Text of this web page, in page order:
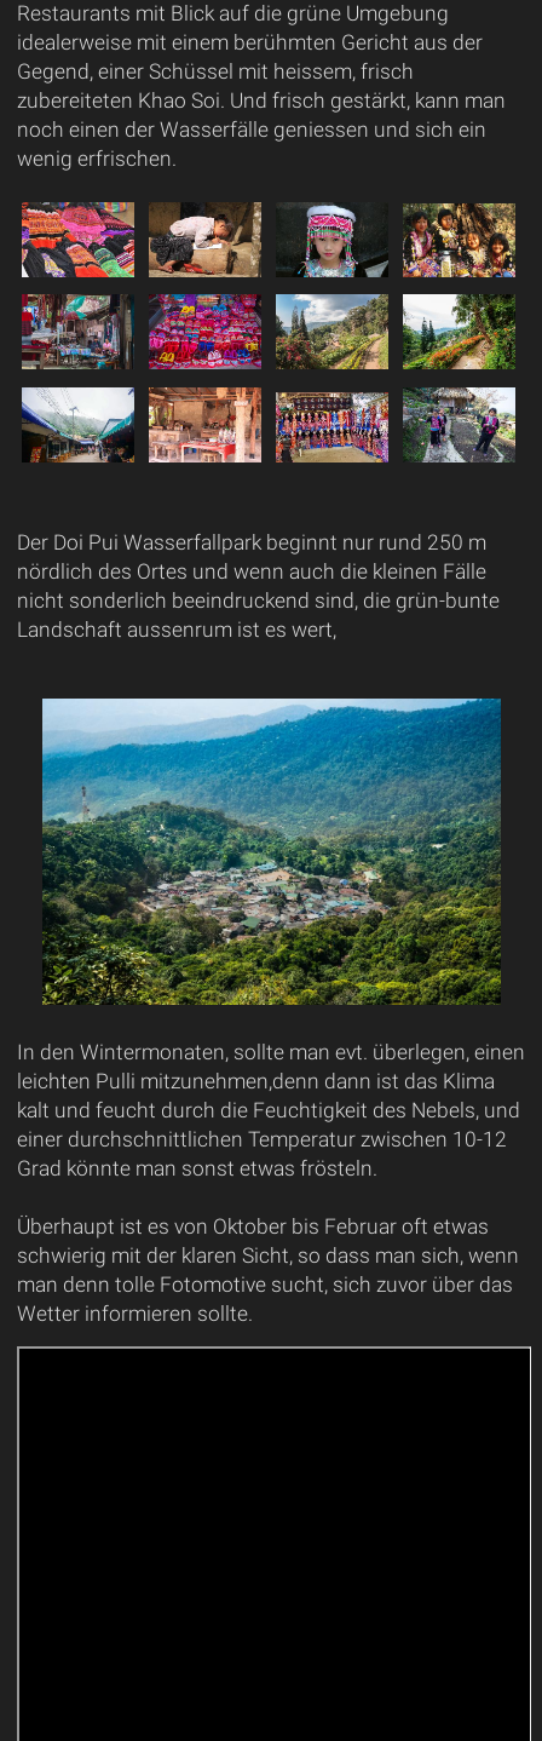
Restaurants mit Blick auf die grüne Umgebung
idealerweise mit einem berühmten Gericht aus der
Gegend, einer Schüssel mit heissem, frisch
zubereiteten Khao Soi. Und frisch gestärkt, kann man
noch einen der Wasserfälle geniessen und sich ein
wenig erfrischen.
Der Doi Pui Wasserfallpark beginnt nur rund 250 m
nördlich des Ortes und wenn auch die kleinen Fälle
nicht sonderlich beeindruckend sind, die grün-bunte
Landschaft aussenrum ist es wert,
In den Wintermonaten, sollte man evt. überlegen, einen
leichten Pulli mitzunehmen,denn dann ist das Klima
kalt und feucht durch die Feuchtigkeit des Nebels, und
einer durchschnittlichen Temperatur zwischen 10-12
Grad könnte man sonst etwas frösteln.
Überhaupt ist es von Oktober bis Februar oft etwas
schwierig mit der klaren Sicht, so dass man sich, wenn
man denn tolle Fotomotive sucht, sich zuvor über das
Wetter informieren sollte.